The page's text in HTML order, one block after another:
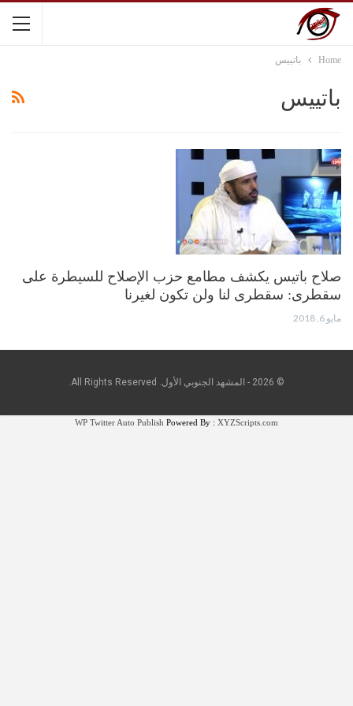
Home باتييس
باتييس
صلاح باتيس يكشف مطامع حزب الإصلاح للسيطرة على
سقطرى: سقطرى لنا ولن تكون لغيرنا
مايو 6, 2018
© 2026 - المشهد الجنوبي الأول. All Rights Reserved.
WP Twitter Auto Publish Powered By : XYZScripts.com